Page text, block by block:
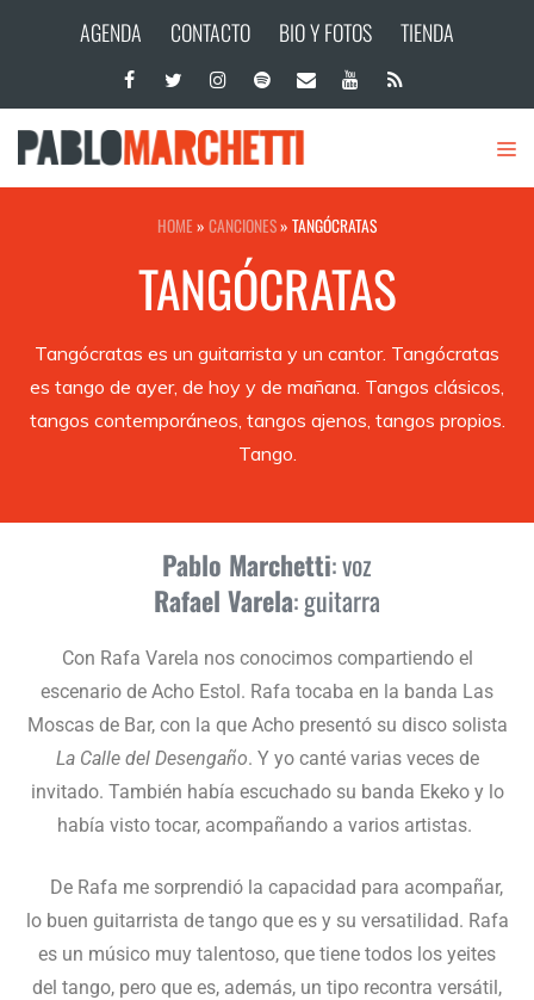
AGENDA CONTACTO BIO Y FOTOS TIENDA
HOME » CANCIONES» TANGÓCRATAS
TANGÓCRATAS
Tangócratas es un guitarrista y un cantor. Tangócratas
es tango de ayer, de hoy y de mañana. Tangos clásicos,
tangos contemporáneos, tangos ajenos, tangos propios.
Tango.
Pablo Marchetti: voz
Rafael Varela: guitarra
Con Rafa Varela nos conocimos compartiendo el
escenario de Acho Estol. Rafa tocaba en la banda Las
Moscas de Bar, con la que Acho presentó su disco solista
La Calle del Desengaño. Y yo canté varias veces de
invitado. También había escuchado su banda Ekeko y lo
había visto tocar, acompañando a varios artistas.
De Rafa me sorprendió la capacidad para acompañar,
lo buen guitarrista de tango que es y su versatilidad. Rafa
es un músico muy talentoso, que tiene todos los yeites
del tango, pero que es, además, un tipo recontra versátil,